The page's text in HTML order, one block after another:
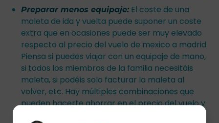
Preparar menos equipaje:El coste de una
maleta de ida y vuelta puede suponer un coste
extra que en ocasiones puede ser muy elevado
respecto al precio del vuelo de mexico a madrid.
Piensa si puedes viajar con un equipaje de mano,
si todos los miembros de la familia necesitáis
maleta, si podéis solo facturar la maleta al
volver, etc. Hay múltiples combinaciones que
pueden hacerte ahorrar en el precio del vuelo y